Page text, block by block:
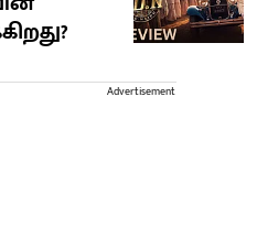
Advertisement